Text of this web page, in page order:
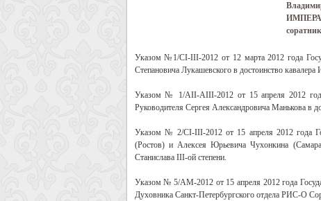
Указом №1/СI-III-2012 от 12 марта 2012 года
Степановича Лукашевского в достоинство
Указом № 1/AII-АIII-2012 от 15 апреля 2012 года
Руководителя Сергея Александровича Манькова
Указом № 2/СI-III-2012 от 15 апреля 2012 года
(Ростов) и Алексея Юрьевича Чухонкина
Станислава III-ой степени.
Указом № 5/АМ-2012 от 15 апреля 2012 года
Духовника Санкт-Петербургского отдела РИС-О